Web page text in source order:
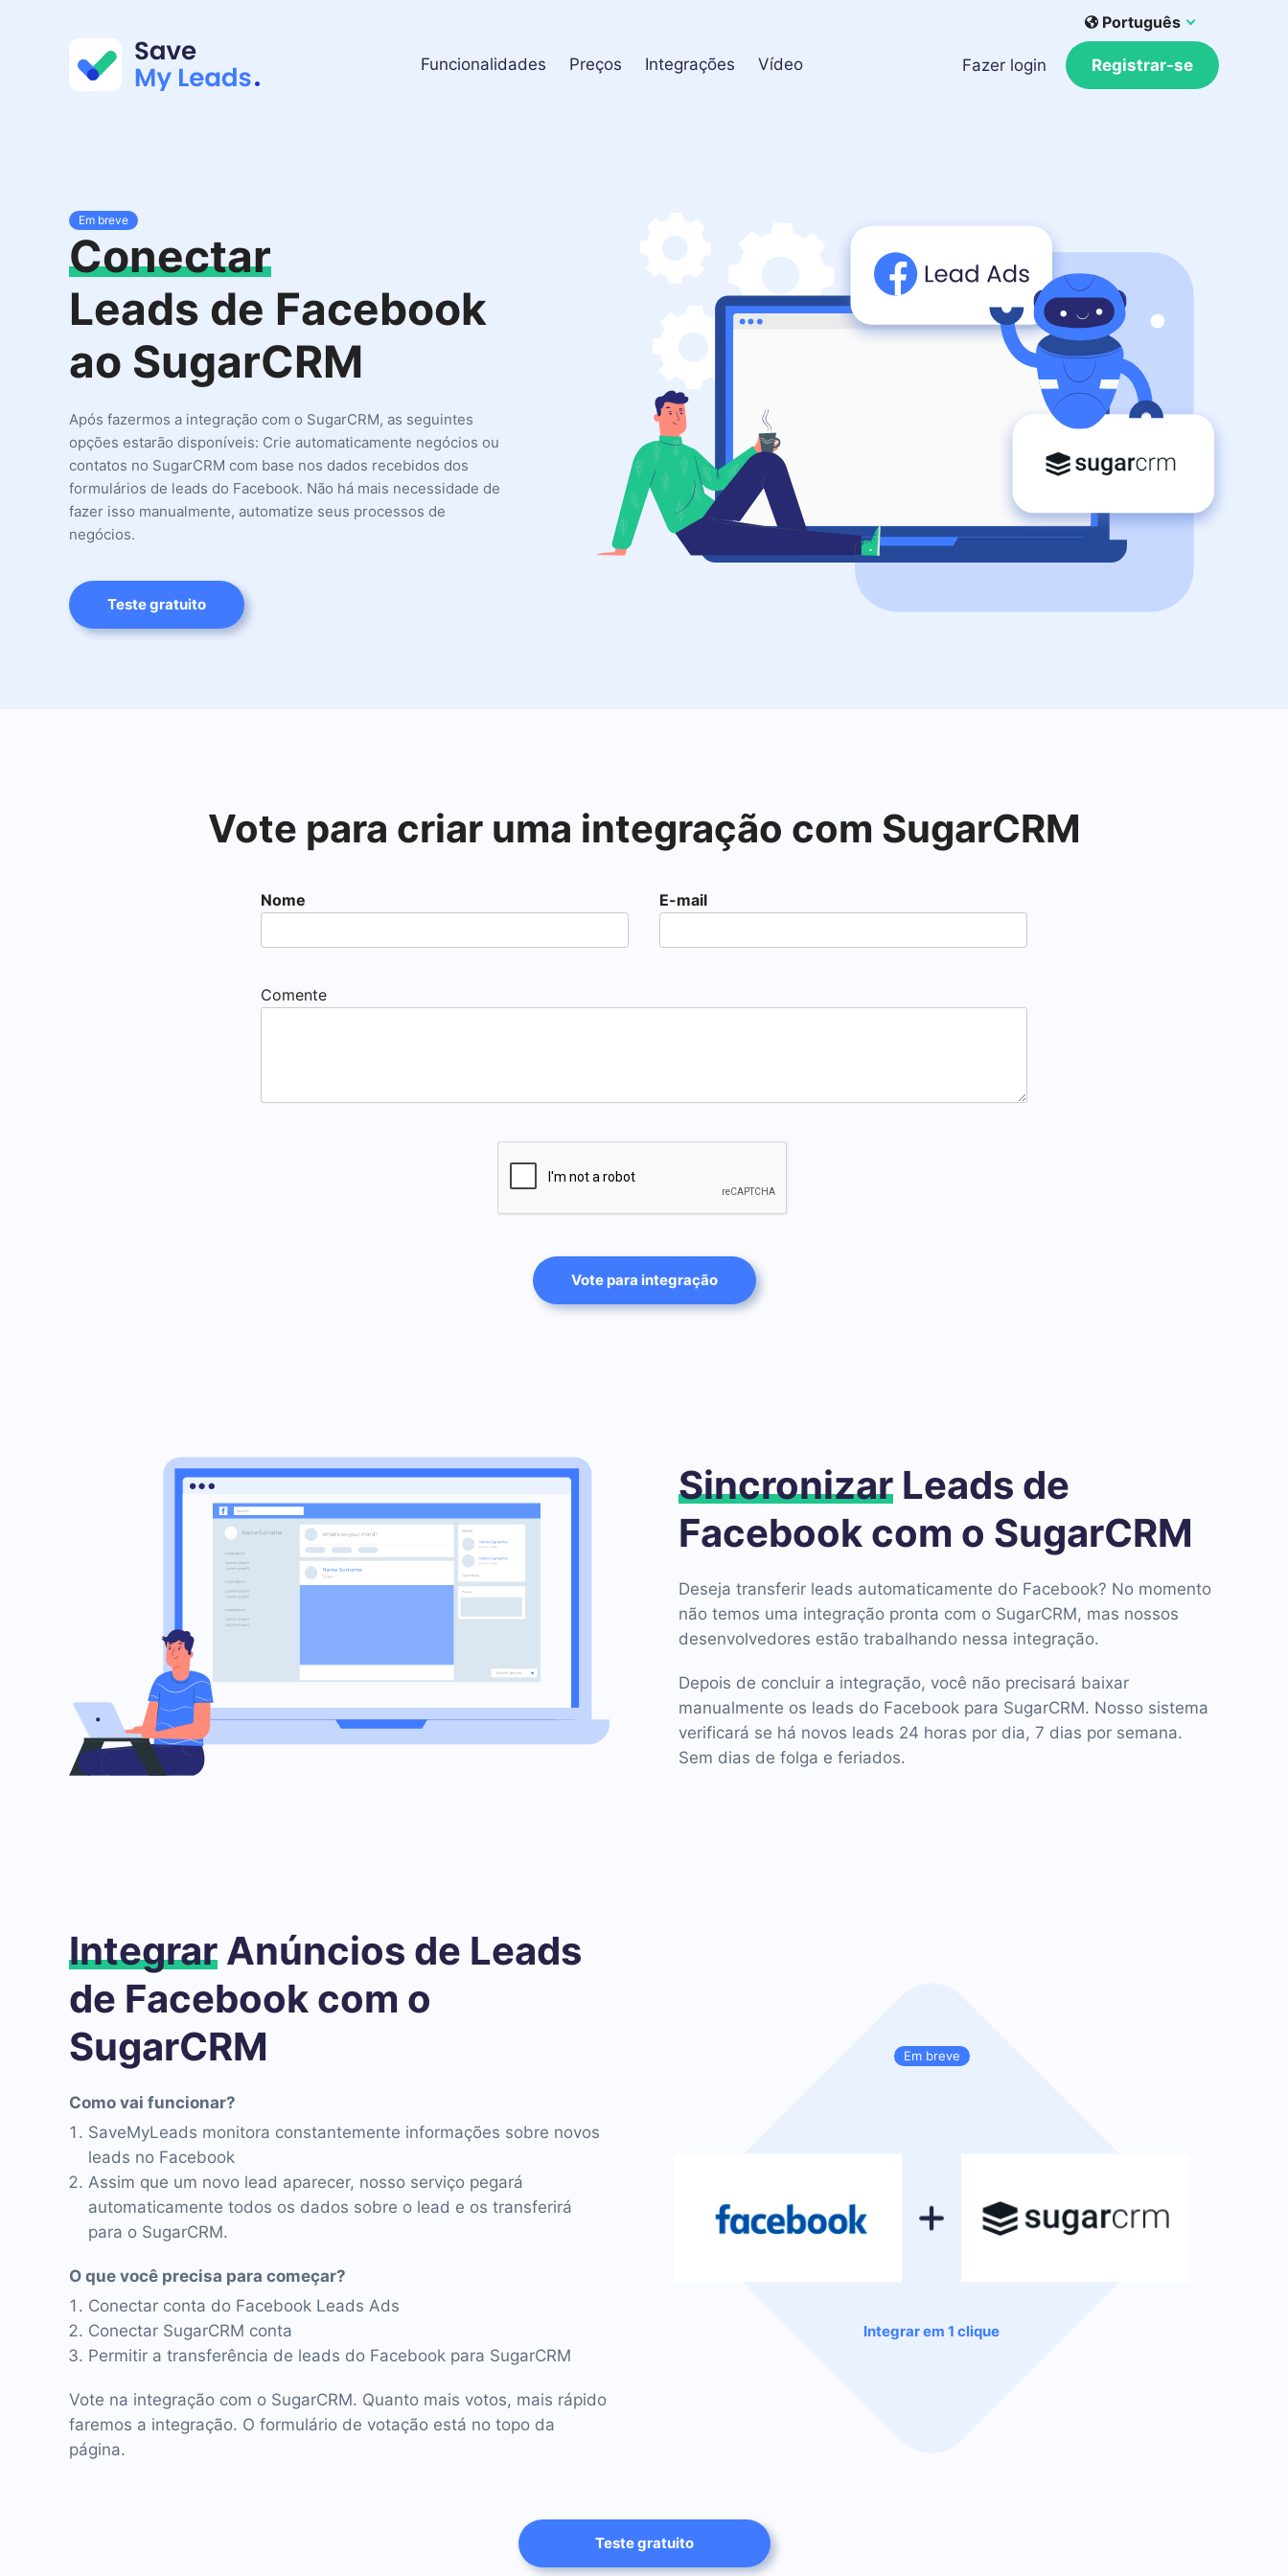
Funcionalidades Preços Integrações Vídeo
Português
Fazer login Registrar-se
Em breve
Conectar
Leads de Facebook
ao SugarCRM
Após fazermos a integração com o SugarCRM, as seguintes
opções estarão disponíveis: Crie automaticamente negócios ou
contatos no SugarCRM com base nos dados recebidos dos
formulários de leads do Facebook. Não há mais necessidade de
fazer isso manualmente, automatize seus processos de
negócios.
Teste gratuito
Vote para criar uma integração com SugarCRM
Nome E-mail
Comente
Vote para integração
Sincronizar Leads de
Facebook com o SugarCRM
Deseja transferir leads automaticamente do Facebook? No momento
não temos uma integração pronta com o SugarCRM, mas nossos
desenvolvedores estão trabalhando nessa integração.
Depois de concluir a integração, você não precisará baixar
manualmente os leads do Facebook para SugarCRM. Nosso sistema
verificará se há novos leads 24 horas por dia, 7 dias por semana.
Sem dias de folga e feriados.
Em breve
Integrar em 1 clique
Integrar Anúncios de Leads
de Facebook com o
SugarCRM
Como vai funcionar?
SaveMyLeads monitora constantemente informações sobre novos
leads no Facebook
Assim que um novo lead aparecer, nosso serviço pegará
automaticamente todos os dados sobre o lead e os transferirá
para o SugarCRM.
O que você precisa para começar?
Conectar conta do Facebook Leads Ads
Conectar SugarCRM conta
Permitir a transferência de leads do Facebook para SugarCRM
Vote na integração com o SugarCRM. Quanto mais votos, mais rápido
faremos a integração. O formulário de votação está no topo da
página.
Teste gratuito